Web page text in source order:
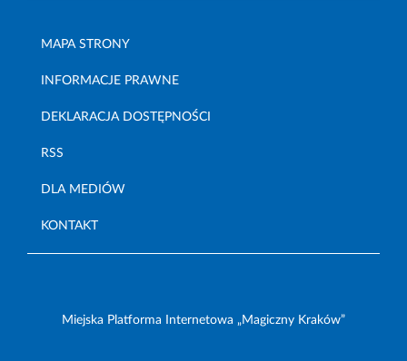
MAPA STRONY
INFORMACJE PRAWNE
DEKLARACJA DOSTĘPNOŚCI
RSS
DLA MEDIÓW
KONTAKT
Miejska Platforma Internetowa „Magiczny Kraków”